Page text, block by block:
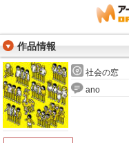
作品情報
社会の窓
ano